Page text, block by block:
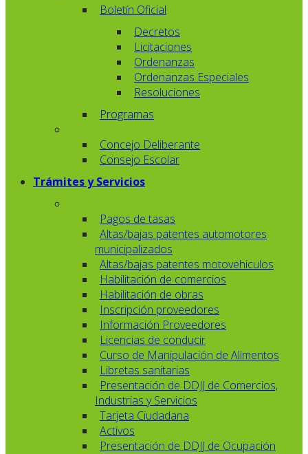
Boletín Oficial
Decretos
Licitaciones
Ordenanzas
Ordenanzas Especiales
Resoluciones
Programas
Concejo Deliberante
Consejo Escolar
Trámites y Servicios
Pagos de tasas
Altas/bajas patentes automotores
municipalizados
Altas/bajas patentes motovehiculos
Habilitación de comercios
Habilitación de obras
Inscripción proveedores
Información Proveedores
Licencias de conducir
Curso de Manipulación de Alimentos
Libretas sanitarias
Presentación de DDJJ de Comercios,
Industrias y Servicios
Tarjeta Ciudadana
Activos
Presentación de DDJJ de Ocupación